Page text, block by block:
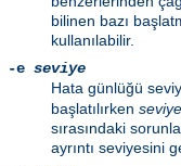
bilinen bazı
kullanılabilir.
-e seviye
Hata günlüğü
başlatılırken seviye
sırasındaki
ayrıntı seviyesini